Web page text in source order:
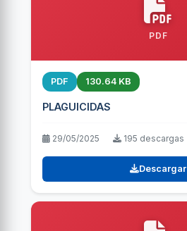
PDF
PDF 130.64 KB
PLAGUICIDAS
29/05/2025 195 descargas
Descargar